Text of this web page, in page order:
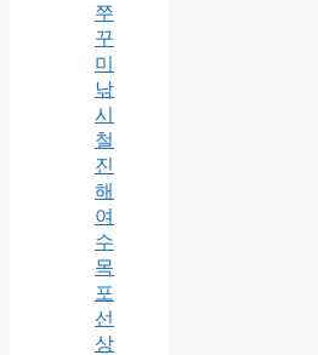
쭈
꾸
미
낚
시
철
진
해
여
수
목
포
선
상